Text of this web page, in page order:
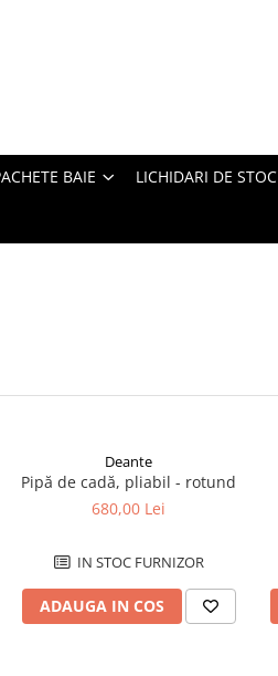
BAIE LICHIDARI DE STOC
Deante
Pipă de cadă, pliabil - rotund
680,00 Lei
IN STOC FURNIZOR
ADAUGA IN COS